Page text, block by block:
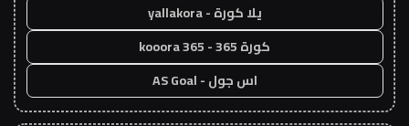
يلا كورة - yallakora
كورة 365 - kooora 365
اس جول - AS Goal